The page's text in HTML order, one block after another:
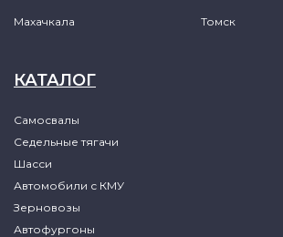
Махачкала Томск
КАТАЛОГ
Самосвалы
Седельные тягачи
Шасси
Автомобили с КМУ
Зерновозы
Автофургоны